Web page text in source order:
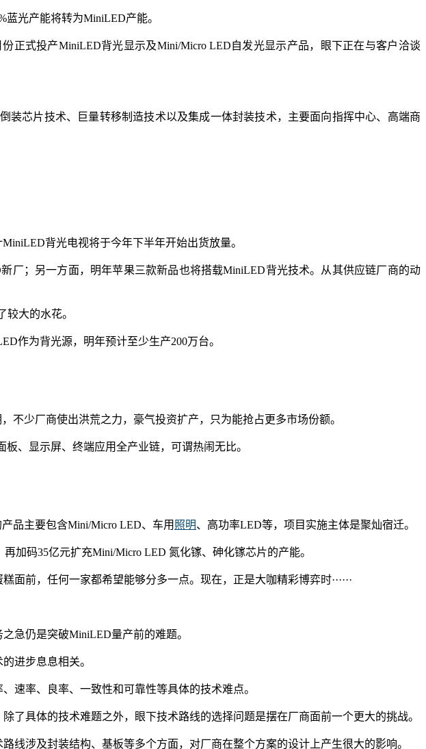
光产能将转为MiniLED产能。
正式投产MiniLED背光显示及Mini/Micro LED自发光显示产品，眼下正在与客户洽谈
芯片技术、巨量转移制造技术以及集成一体封装技术，主要面向指挥中心、高端商
背光电视将于今年下半年开始出货放量。
厂；另一方面，明年苹果三款新品也将搭载MiniLED背光技术。从其供应链厂商的动
较大的水花。
作为背光源，明年预计至少生产200万台。
少厂商使出洪荒之力，豪气投资扩产，只为能抢占更多市场份额。
、显示屏、终端应用全产业链，可谓热闹无比。
品主要包含Mini/Micro LED、车用 照明、高功率LED等，项目实施主体是聚灿宿迁。
加码35亿元扩充Mini/Micro LED 氮化镓、砷化镓芯片的产能。
前，任何一家都希望能够分多一点。现在，正是大咖精彩博弈时······
急仍是突破MiniLED量产前的难题。
进步息息相关。
速率、良率、一致性和可靠性等具体的技术难点。
具体的技术难题之外，眼下技术路线的选择问题是摆在厂商面前一个更大的挑战。
涉及封装结构、基板等多个方面，对厂商在整个方案的设计上产生很大的影响。